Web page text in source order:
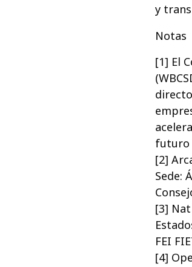
y
Notas
[1] El
futuro
[2]
Sede:
[3]
FEI
[4]